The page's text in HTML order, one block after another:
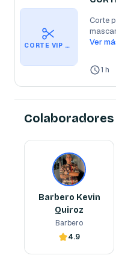
CORTE VIP SILVER
Corte
Ver
1 h
Colaboradores
Barbero Kevin
Quiroz
Barbero
4.9
Barbero
Reserva ahora